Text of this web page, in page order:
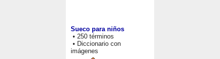
Sueco para niños
• 250 términos
• Diccionario con
imágenes